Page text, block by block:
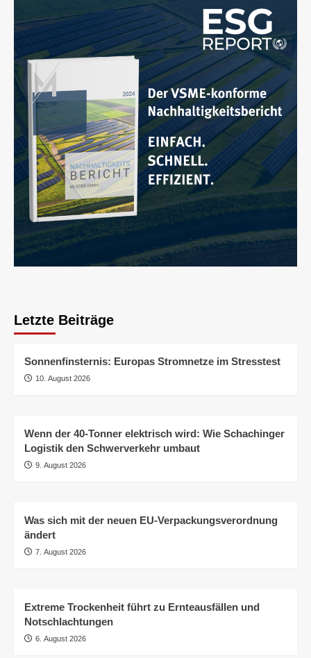
Letzte Beiträge
Sonnenfinsternis: Europas Stromnetze im Stresstest
10. August 2026
Wenn der 40-Tonner elektrisch wird: Wie Schachinger
Logistik den Schwerverkehr umbaut
9. August 2026
Was sich mit der neuen EU-Verpackungsverordnung
ändert
7. August 2026
Extreme Trockenheit führt zu Ernteausfällen und
Notschlachtungen
6. August 2026